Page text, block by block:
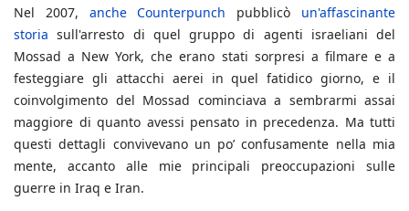
Nel 2007, anche Counterpunch pubblicò un'affascinante
storiasull'arresto di quel gruppo di agenti israeliani del
Mossad a New York, che erano stati sorpresi a filmare e a
festeggiare gli attacchi aerei in quel fatidico giorno, e il
coinvolgimento del Mossad cominciava a sembrarmi assai
maggiore di quanto avessi pensato in precedenza. Ma tutti
questi dettagli convivevano un po’ confusamente nella mia
mente, accanto alle mie principali preoccupazioni sulle
guerre in Iraq e Iran.